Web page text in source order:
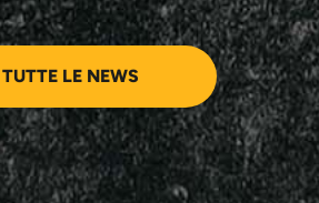
TUTTE LE NEWS